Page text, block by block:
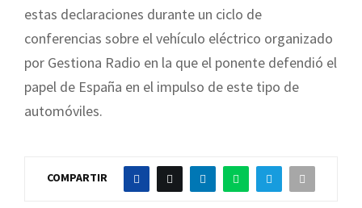
estas declaraciones durante un ciclo de
conferencias sobre el vehículo eléctrico organizado
por Gestiona Radio en la que el ponente defendió el
papel de España en el impulso de este tipo de
automóviles.
COMPARTIR